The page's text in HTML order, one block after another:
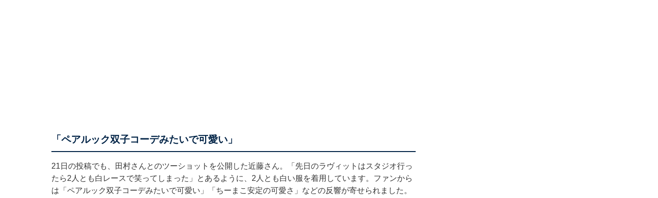
「ペアルック双子コーデみたいで可愛い」
21日の投稿でも、田村さんとのツーショットを公開した近藤さん。「先日のラヴィットはスタジオ行っ
たら2人とも白レースで笑ってしまった」とあるように、2人とも白い服を着用しています。ファンから
は「ペアルック双子コーデみたいで可愛い」「ちーまこ安定の可愛さ」などの反響が寄せられました。